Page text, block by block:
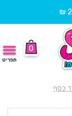
0
תפריט